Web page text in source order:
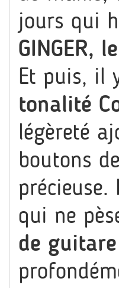
jours qui
GINGER,
Et puis, il
tonalité
légèreté
boutons
qui ne
de